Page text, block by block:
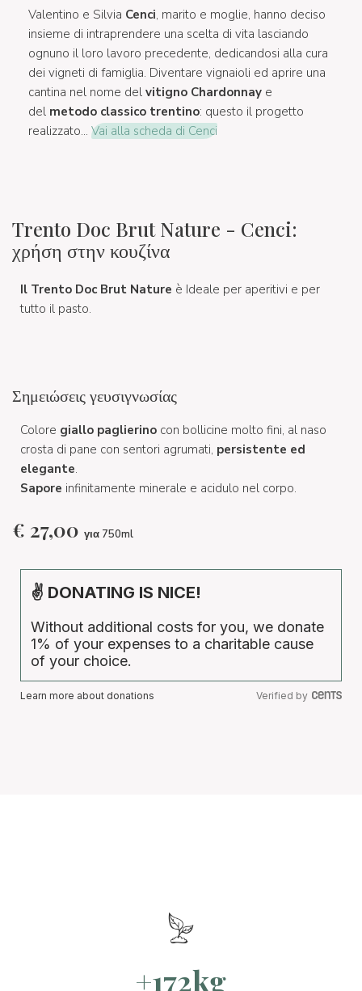
Valentino e Silvia Cenci, marito e moglie, hanno deciso
insieme di intraprendere una scelta di vita lasciando
ognuno il loro lavoro precedente, dedicandosi alla cura
dei vigneti di famiglia. Diventare vignaioli ed aprire una
cantina nel nome del vitigno Chardonnay e
del metodo classico trentino: questo il progetto
realizzato... Vai alla scheda di Cenci
Trento Doc Brut Nature - Cenci:
χρήση στην κουζίνα
Il Trento Doc Brut Nature è Ideale per aperitivi e per
tutto il pasto.
Σημειώσεις γευσιγνωσίας
Colore giallo paglierino con bollicine molto fini, al naso
crosta di pane con sentori agrumati, persistente ed
elegante.
Sapore infinitamente minerale e acidulo nel corpo.
€ 27,00 για 750ml
✌ DONATING IS NICE!
Without additional costs for you, we donate
1% of your expenses to a charitable cause
of your choice.
Learn more about donations Verified by
+172kg